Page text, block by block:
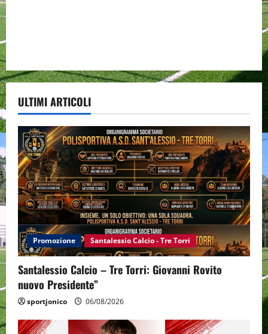
ULTIMI ARTICOLI
Promozione Santalessio Calcio - Tre Torri
Santalessio Calcio – Tre Torri: Giovanni Rovito
nuovo Presidente”
sportjonico 06/08/2026